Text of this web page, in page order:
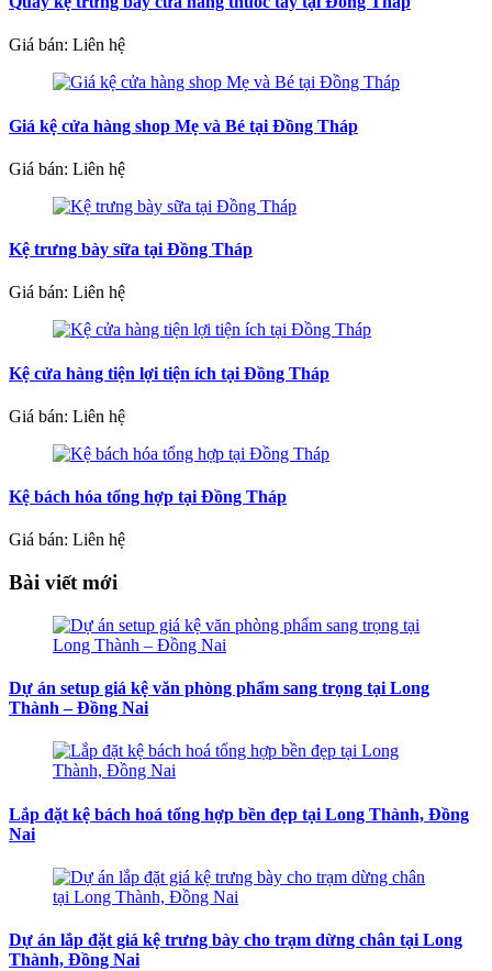
Giá bán: Liên hệ
Giá kệ cửa hàng shop Mẹ và Bé tại Đồng Tháp
Giá bán: Liên hệ
Kệ trưng bày sữa tại Đồng Tháp
Giá bán: Liên hệ
Kệ cửa hàng tiện lợi tiện ích tại Đồng Tháp
Giá bán: Liên hệ
Kệ bách hóa tổng hợp tại Đồng Tháp
Giá bán: Liên hệ
Bài viết mới
Dự án setup giá kệ văn phòng phẩm sang trọng tại Long
Thành – Đồng Nai
Lắp đặt kệ bách hoá tổng hợp bền đẹp tại Long Thành, Đồng
Nai
Dự án lắp đặt giá kệ trưng bày cho trạm dừng chân tại Long
Thành, Đồng Nai